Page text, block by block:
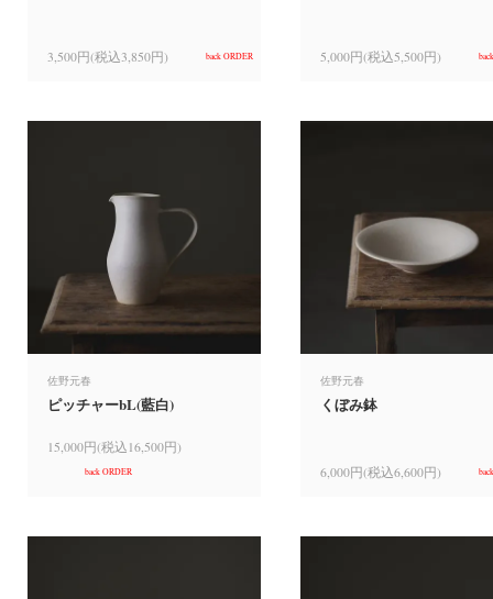
3,500円(税込3,850円) back ORDER 5,000円(税込5,500円)
佐野元春
ピッチャーbL(藍白)
15,000円(税込16,500円)
back ORDER
佐野元春
くぼみ鉢
6,000円(税込6,600円)